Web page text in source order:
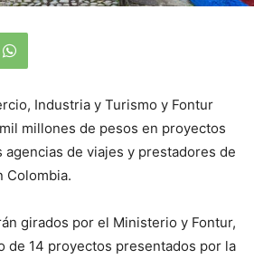
Industria y Turismo y Fontur
millones de pesos en proyectos
agencias de viajes y prestadores de
Colombia.
girados por el Ministerio y Fontur,
de 14 proyectos presentados por la